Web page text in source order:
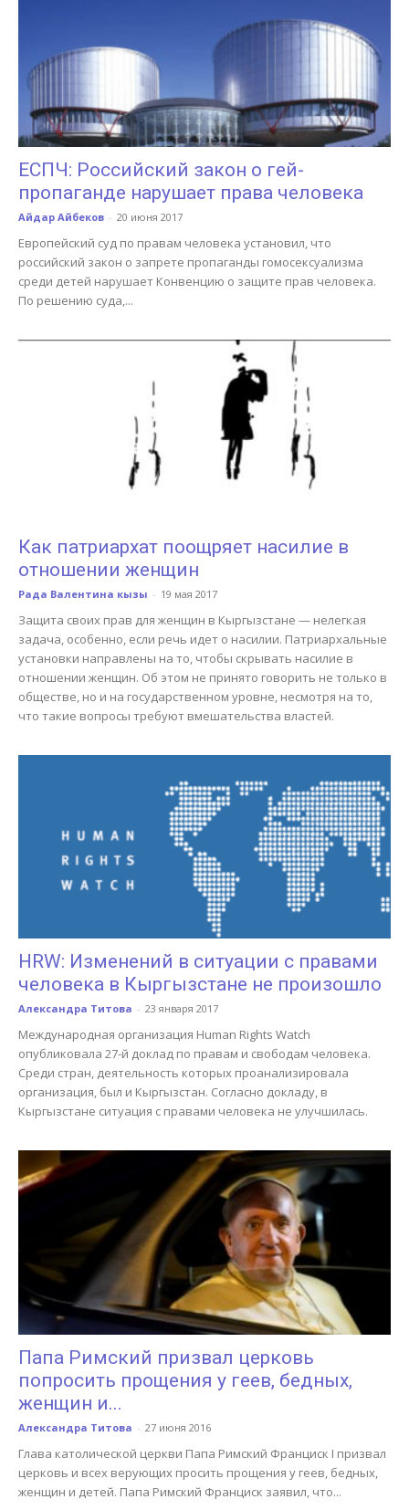
ЕСПЧ: Российский закон о гей-
пропаганде нарушает права человека
Айдар Айбеков - 20 июня 2017
Европейский суд по правам человека установил, что
российский закон о запрете пропаганды гомосексуализма
среди детей нарушает Конвенцию о защите прав человека.
По решению суда,...
Как патриархат поощряет насилие в
отношении женщин
Рада Валентина кызы - 19 мая 2017
Защита своих прав для женщин в Кыргызстане — нелегкая
задача, особенно, если речь идет о насилии. Патриархальные
установки направлены на то, чтобы скрывать насилие в
отношении женщин. Об этом не принято говорить не только в
обществе, но и на государственном уровне, несмотря на то,
что такие вопросы требуют вмешательства властей.
HRW: Изменений в ситуации с правами
человека в Кыргызстане не произошло
Александра Титова - 23 января 2017
Международная организация Human Rights Watch
опубликовала 27-й доклад по правам и свободам человека.
Среди стран, деятельность которых проанализировала
организация, был и Кыргызстан. Согласно докладу, в
Кыргызстане ситуация с правами человека не улучшилась.
Папа Римский призвал церковь
попросить прощения у геев, бедных,
женщин и...
Александра Титова - 27 июня 2016
Глава католической церкви Папа Римский Франциск I призвал
церковь и всех верующих просить прощения у геев, бедных,
женщин и детей. Папа Римский Франциск заявил, что...